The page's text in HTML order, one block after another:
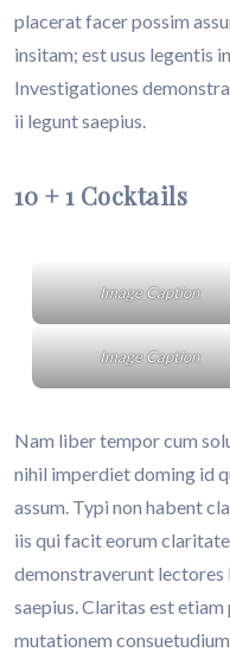
placerat facer possim
insitam; est usus legentis
Investigationes
ii legunt saepius.
10 + 1 Cocktails
Image Caption
Image Caption
Nam liber tempor cum
nihil imperdiet doming id
assum. Typi non habent
iis qui facit eorum
demonstraverunt lectores
saepius. Claritas est
mutationem